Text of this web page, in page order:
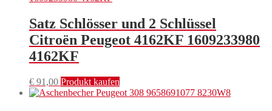
Satz Schlösser und 2 Schlüssel
Citroën Peugeot 4162KF 1609233980
4162KF
€ 91,00 Produkt kaufen